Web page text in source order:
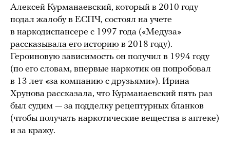
Алексей Курманаевский, который в 2010 году
подал жалобу в ЕСПЧ, состоял на учете
в наркодиспансере с 1997 года («Медуза»
рассказывала его историю в 2018 году).
Героиновую зависимость он получил в 1994 году
(по его словам, впервые наркотик он попробовал
в 13 лет «за компанию с друзьями»). Ирина
Хрунова рассказала, что Курманаевский пять раз
был судим — за подделку рецептурных бланков
(чтобы получать наркотические вещества в аптеке)
и за кражу.